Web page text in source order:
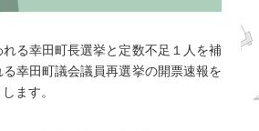
る幸田町長選挙と定数不足１人を補
幸田町議会議員再選挙の開票速報を
ます。